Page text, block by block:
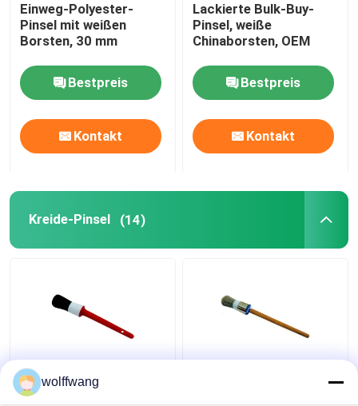
Malerbürste für Hausanstriche
Die Verzierung von Werkzeugen malen
nicht Gewebestaschen
Einweg-Polyester-
Pinsel mit weißen
Borsten, 30 mm
Bestpreis
Kontakt
Lackierte Bulk-Buy-
Pinsel, weiße
Chinaborsten, OEM
Bestpreis
Kontakt
Kreide-Pinsel (14)
Synthetische
Kreidepinsel mit
wolffwang